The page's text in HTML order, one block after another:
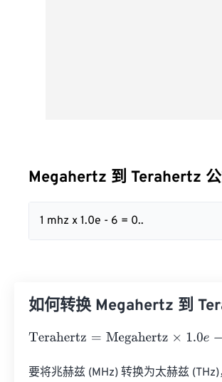
Megahertz 到 Terahertz
1 mhz x 1.0e - 6 = 0..
如何转换 Megahertz 到
Terahertz=Megahertz×1.0e- 6
要将兆赫兹 (MHz) 转换为太赫兹